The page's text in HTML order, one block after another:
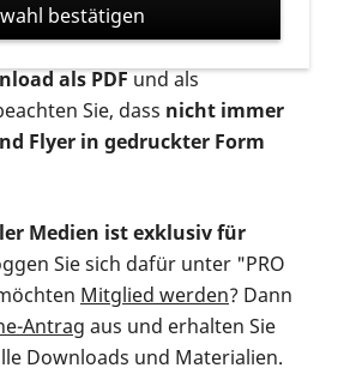
angeboten: zur
als gedruckte Variante
als PDFund als
Sie, dass nicht immer
Flyer in gedruckter Form
Medien ist exklusiv für
Sie sich dafür unter "PRO
Mitglied werden? Dann
Antrag aus und erhalten Sie
Downloads und Materialien.
bestätigen